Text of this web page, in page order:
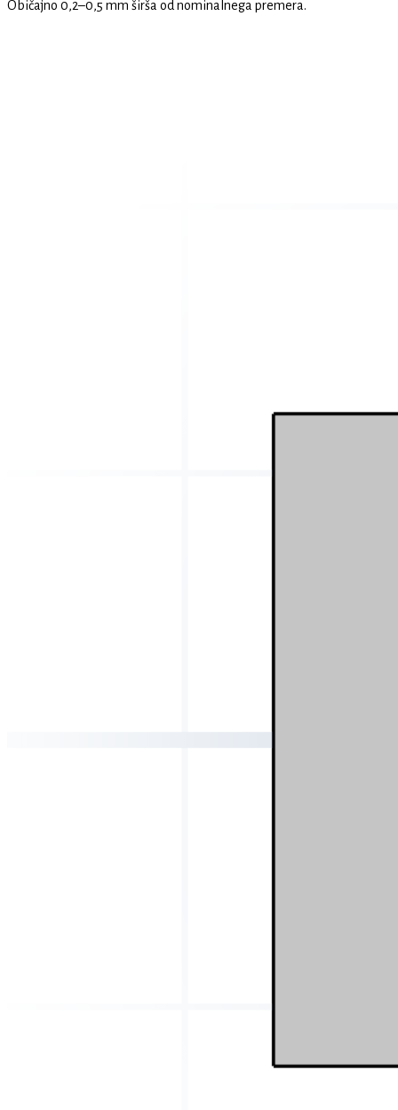
Običajno 0,2–0,5 mm širša od nominalnega premera.